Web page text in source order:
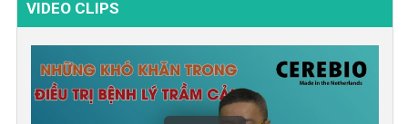
VIDEO CLIPS